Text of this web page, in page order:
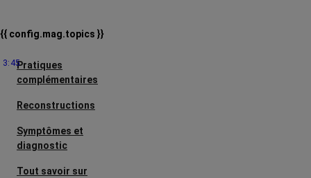
{{ config.mag.topics }}
Pratiques
complémentaires
Reconstructions
Symptômes et
diagnostic
Tout savoir sur
3:45